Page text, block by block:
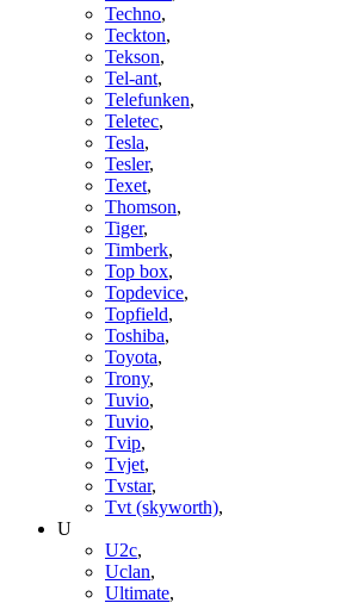
Techno,
Teckton,
Tekson,
Tel-ant,
Telefunken,
Teletec,
Tesla,
Tesler,
Texet,
Thomson,
Tiger,
Timberk,
Top box,
Topdevice,
Topfield,
Toshiba,
Toyota,
Trony,
Tuvio,
Tuvio,
Tvip,
Tvjet,
Tvstar,
Tvt (skyworth),
U
U2c,
Uclan,
Ultimate,